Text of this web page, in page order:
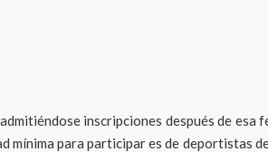
inscripciones después de esa
mínima para participar es de deportistas